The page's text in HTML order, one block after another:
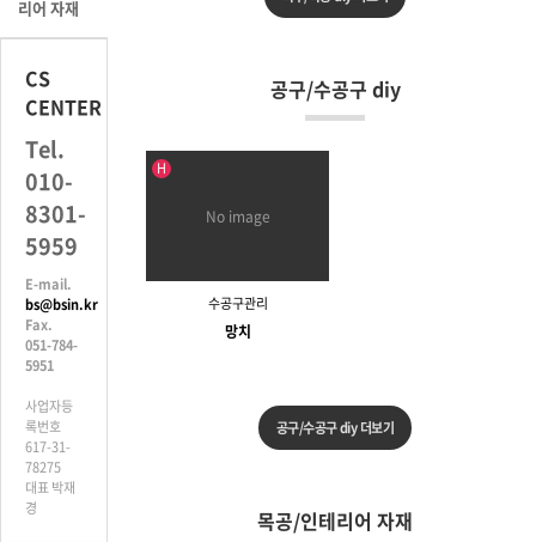
공구/수공구 diy
No image
H
인기글
수공구관리
망치
공구/수공구 diy 더보기
목공/인테리어 자재
리어 자재
CS
CENTER
Tel.
010-
8301-
5959
E-mail.
bs@bsin.kr
Fax.
051-784-
5951
사업자등
록번호
617-31-
78275
대표 박재
경